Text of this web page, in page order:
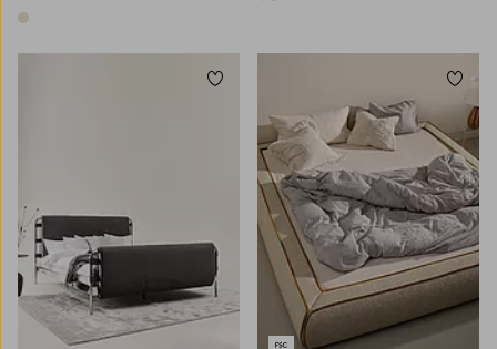
1 kleur
2 kleuren
Toevoegen aan favorieten